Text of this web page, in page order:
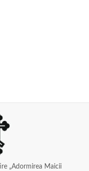
„Adormirea Maicii